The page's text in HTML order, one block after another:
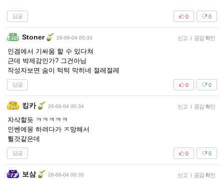
답글 0
0
Stoner 26-06-04 00:33 신고 | 공감 확인
인겜에서 기싸움 할 수 있다쳐
근데 박제감인가? 그건아님
작성자보면 숨이 턱턱 막히네 절레절레
답글 0
0
킹카 26-06-04 00:34 신고 | 공감 확인
자삭할듯 ㅋㅋㅋㅋㅋ
인벤에몽 하려다가 ㅈ망해서
튈것같은데
답글 0
0
보삼 26-06-04 00:35 신고 | 공감 확인